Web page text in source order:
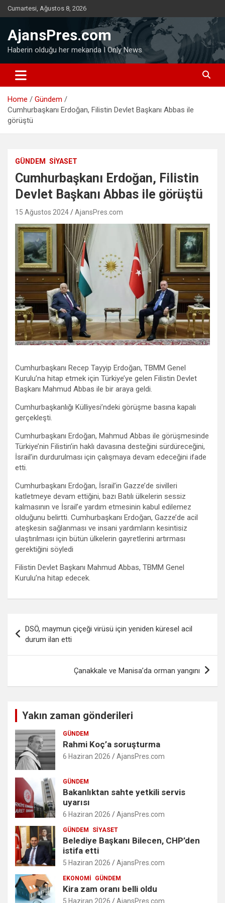
Skip
to
Cumartesi, Ağustos 8, 2026
AjansPres.com
Haberin olduğu her mekanda I Only News
Home
Gündem
Cumhurbaşkanı Erdoğan, Filistin Devlet Başkanı Abbas ile
görüştü
GÜNDEM SIYASET
Cumhurbaşkanı Erdoğan, Filistin
Devlet Başkanı Abbas ile görüştü
15 Ağustos 2024 AjansPres.com
Cumhurbaşkanı Recep Tayyip Erdoğan, TBMM Genel
Kurulu’na hitap etmek için Türkiye’ye gelen Filistin Devlet
Başkanı Mahmud Abbas ile bir araya geldi.
Cumhurbaşkanlığı Külliyesi’ndeki görüşme basına kapalı
gerçekleşti.
Cumhurbaşkanı Erdoğan, Mahmud Abbas ile görüşmesinde
Türkiye’nin Filistin’in haklı davasına desteğini sürdüreceğini,
İsrail’in durdurulması için çalışmaya devam edeceğini ifade
etti.
Cumhurbaşkanı Erdoğan, İsrail’in Gazze’de sivilleri
katletmeye devam ettiğini, bazı Batılı ülkelerin sessiz
kalmasının ve İsrail’e yardım etmesinin kabul edilemez
olduğunu belirtti. Cumhurbaşkanı Erdoğan, Gazze’de acil
ateşkesin sağlanması ve insani yardımların kesintisiz
ulaştırılması için bütün ülkelerin gayretlerini artırması
gerektiğini söyledi
Filistin Devlet Başkanı Mahmud Abbas, TBMM Genel
Kurulu’na hitap edecek.
gezinmesi
DSÖ, maymun çiçeği virüsü için yeniden küresel acil
durum ilan etti
Çanakkale ve Manisa’da orman yangını
Yakın zaman gönderileri
GÜNDEM
Rahmi Koç’a soruşturma
6 Haziran 2026 AjansPres.com
GÜNDEM
Bakanlıktan sahte yetkili servis
uyarısı
6 Haziran 2026 AjansPres.com
GÜNDEM SIYASET
Belediye Başkanı Bilecen, CHP’den
istifa etti
5 Haziran 2026 AjansPres.com
EKONOMI GÜNDEM
Kira zam oranı belli oldu
5 Haziran 2026 AjansPres.com